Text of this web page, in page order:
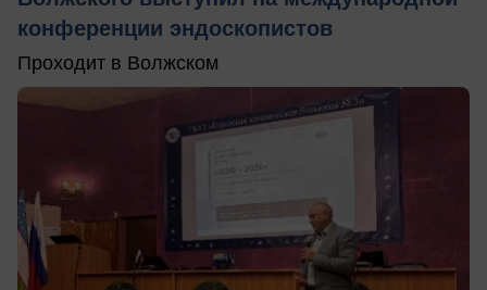
конференции эндоскопистов
Проходит в Волжском